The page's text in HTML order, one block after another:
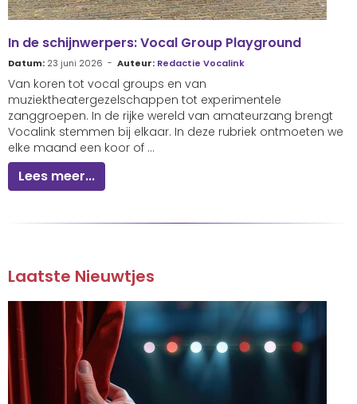
In de schijnwerpers: Vocal Group Playground
Datum: 23 juni 2026 - Auteur: Redactie Vocalink
Van koren tot vocal groups en van
muziektheatergezelschappen tot experimentele
zanggroepen. In de rijke wereld van amateurzang brengt
Vocalink stemmen bij elkaar. In deze rubriek ontmoeten we
elke maand een koor of ...
Lees meer...
Laatste Nieuwtjes